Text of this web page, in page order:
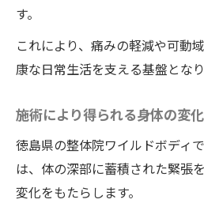
す。
これにより、痛みの軽減や可動
康な日常生活を支える基盤となり
施術により得られる身体の変化
徳島県の整体院ワイルドボディ
は、体の深部に蓄積された緊張
変化をもたらします。